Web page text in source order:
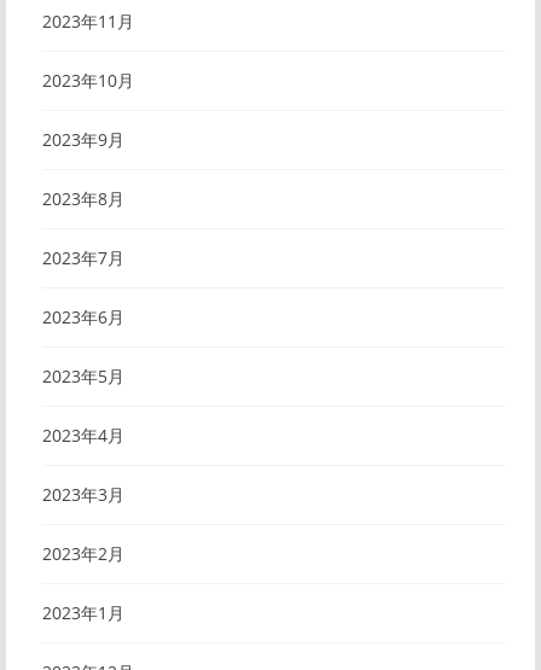
2023年11月
2023年10月
2023年9月
2023年8月
2023年7月
2023年6月
2023年5月
2023年4月
2023年3月
2023年2月
2023年1月